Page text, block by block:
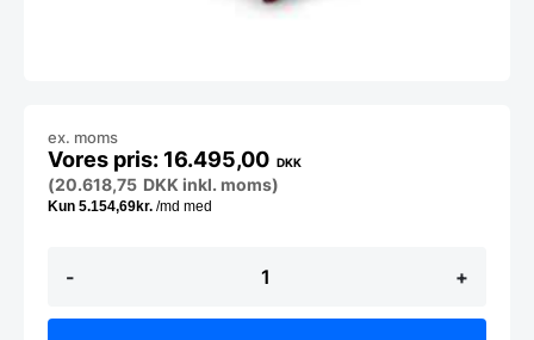
-
40
2
+
16.495,00 DKK
ex. moms
(20.618,75 DKK inkl. moms)